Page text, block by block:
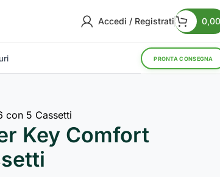
Accedi / Registrati 0,00
PRONTA CONSEGNA
con 5 Cassetti
Key Comfort